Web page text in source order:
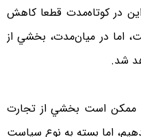
در كوتاه‌مدت قطعا كاهش
اما در ميان‌مدت، بخشي از
شد.
ممكن است بخشي از تجارت
اما بسته به نوع سياست